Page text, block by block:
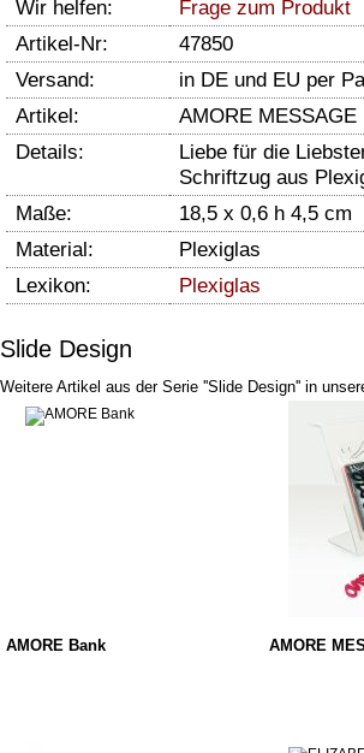
Wir helfen:
Frage zum Produkt
Artikel-Nr:
47850
Versand:
in DE und EU per
Artikel:
AMORE MESSAGE
Details:
Liebe für die
Schriftzug aus
Maße:
18,5 x 0,6 h 4,5 cm
Material:
Plexiglas
Lexikon:
Plexiglas
Slide Design
Weitere Artikel aus der Serie ''Slide Design'' in
AMORE Bank AMORE